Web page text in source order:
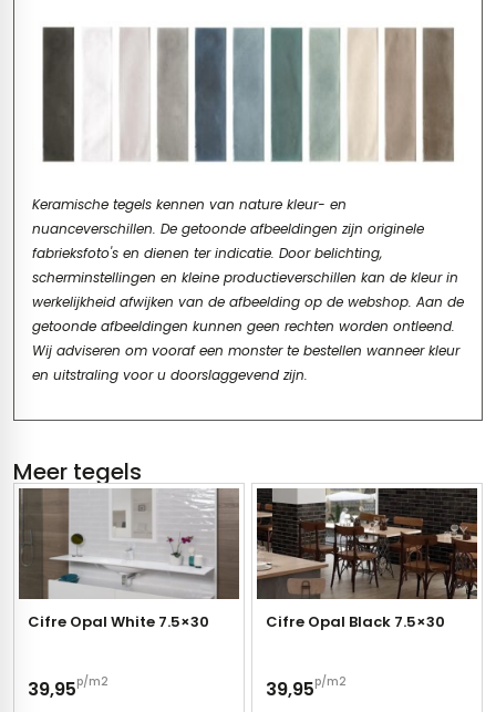
Keramische tegels kennen van nature kleur- en
nuanceverschillen. De getoonde afbeeldingen zijn originele
fabrieksfoto's en dienen ter indicatie. Door belichting,
scherminstellingen en kleine productieverschillen kan de kleur in
werkelijkheid afwijken van de afbeelding op de webshop. Aan de
getoonde afbeeldingen kunnen geen rechten worden ontleend.
Wij adviseren om vooraf een monster te bestellen wanneer kleur
en uitstraling voor u doorslaggevend zijn.
Meer tegels
Cifre Opal White 7.5×30
39,95p/m2
Cifre Opal Black 7.5×30
39,95p/m2